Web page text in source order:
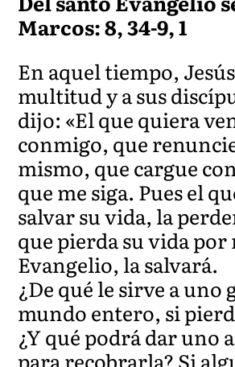
Marcos: 8, 34-9, 1
En aquel tiempo,
multitud y a sus
dijo: «El que quiera
conmigo, que
mismo, que cargue
que me siga. Pues el
salvar su vida, la
que pierda su vida
Evangelio, la salvará.
¿De qué le sirve a uno
mundo entero, si
¿Y qué podrá dar uno
para recobrarla? Si